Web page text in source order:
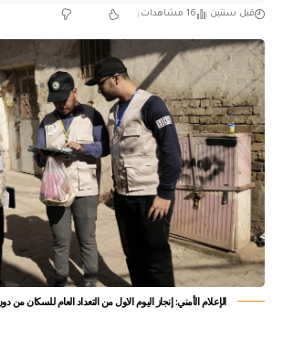
قبل سنتين 16 مشاهدات
الإعلام الأمني: إنجاز اليوم الاول من التعداد العام للسكان